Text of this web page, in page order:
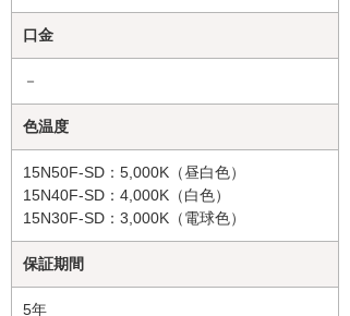
口金
－
色温度
15N50F-SD：5,000K（昼白色）
15N40F-SD：4,000K（白色）
15N30F-SD：3,000K（電球色）
保証期間
5年